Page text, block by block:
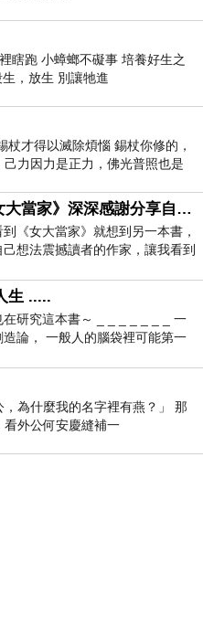
瞎跑 小蟑螂不礙事 培養好生之
，放生 別讓牠進
才得以滅除煩惱 錫杖你修的，
力因力是正力，佛光普照也是
好書推薦《女大當家》深深感謝分享自己想法震撼讀者的作家，讓我看到不同樣貌的家庭！
《女大當家》就想到另一本書，
想法震撼讀者的作家，讓我看到
！ 《女大
生 .....
在研究這本書～ _ _ _ _ _ _ _ 一
論， 一般人的腦袋裡可能第一
很科
為什麼我的名字裡有燕？」 那
外公何安慶縫補一